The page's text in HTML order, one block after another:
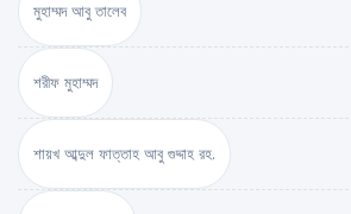
মুহাম্মদ আবু তালেব
শরীফ মুহাম্মদ
শায়খ আব্দুল ফাত্তাহ আবু গুদ্দাহ রহ.